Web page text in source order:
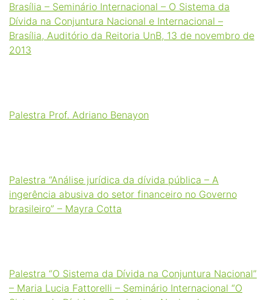
Brasília – Seminário Internacional – O Sistema da
Dívida na Conjuntura Nacional e Internacional –
Brasília, Auditório da Reitoria UnB, 13 de novembro de
2013
Palestra Prof. Adriano Benayon
Palestra “Análise jurídica da dívida pública – A
ingerência abusiva do setor financeiro no Governo
brasileiro” – Mayra Cotta
Palestra “O Sistema da Dívida na Conjuntura Nacional”
– Maria Lucia Fattorelli – Seminário Internacional “O